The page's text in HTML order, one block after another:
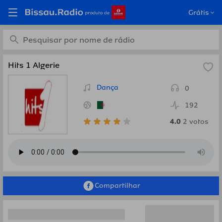
Grátis
Ouça Hits 1 Algerie, Algeria
em Bissau.Radio
Hits 1 Algerie
Dança
0
192
4.0 2 votos
Compartilhar